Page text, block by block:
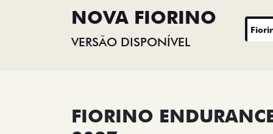
NOVA FIORINO
VERSÃO DISPONÍVEL
FIORINO